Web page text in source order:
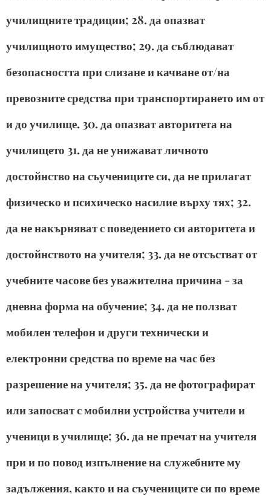
училищните традиции; 28. да опазват
училищното имущество; 29. да съблюдават
безопасността при слизане и качване от/на
превозните средства при транспортирането им от
и до училище. 30. да опазват авторитета на
училището 31. да не унижават личното
достойнство на съучениците си, да не прилагат
физическо и психическо насилие върху тях; 32.
да не накърняват с поведението си авторитета и
достойнството на учителя; 33. да не отсъстват от
учебните часове без уважителна причина - за
дневна форма на обучение; 34. да не ползват
мобилен телефон и други технически и
електронни средства по време на час без
разрешение на учителя; 35. да не фотографират
или запосват с мобилни устройства учители и
ученици в училище; 36. да не пречат на учителя
при и по повод изпълнение на служебните му
задължения, както и на съучениците си по време